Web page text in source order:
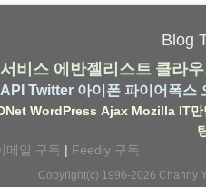
Blog
비스 에반젤리스트 클라
Twitter 아이폰 파이어폭스
WordPress Ajax Mozilla IT만
메일 구독 | Feedly 구독
Copyright(c) 1996-2026 Channy